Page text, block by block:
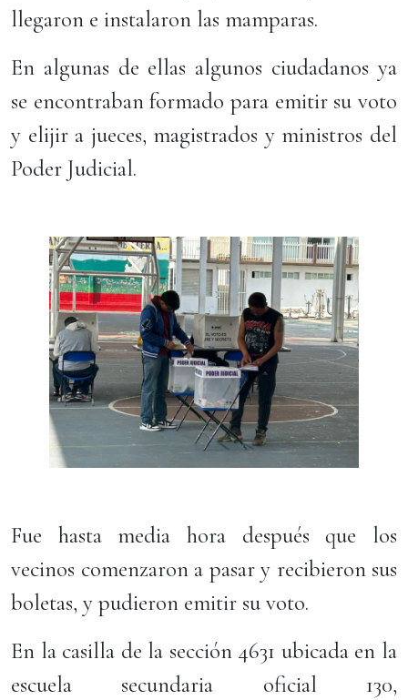
llegaron e instalaron las mamparas.
En algunas de ellas algunos ciudadanos ya
se encontraban formado para emitir su voto
y elijir a jueces, magistrados y ministros del
Poder Judicial.
Fue hasta media hora después que los
vecinos comenzaron a pasar y recibieron sus
boletas, y pudieron emitir su voto.
En la casilla de la sección 4631 ubicada en la
escuela secundaria oficial 130,